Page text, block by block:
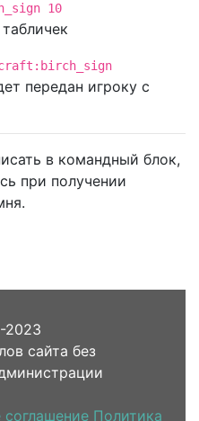
10
передан игроку с
в командный блок,
при получении
2023
сайта без
соглашение Политика